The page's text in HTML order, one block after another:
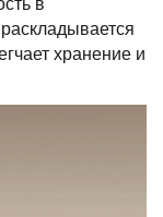
хранение и